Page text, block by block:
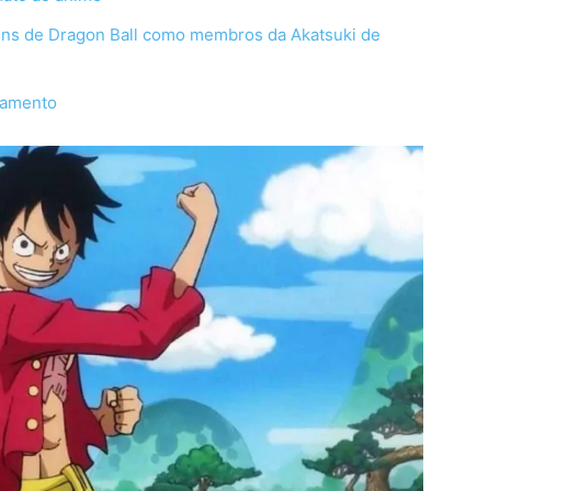
de Dragon Ball como membros da Akatsuki de